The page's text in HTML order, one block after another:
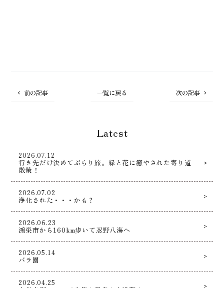
前の記事 一覧に戻る 次の記事
Latest
2026.07.12
行き先だけ決めてぶらり旅。緑と花に癒やされた寄り道
散策！
2026.07.02
浄化された・・・かも？
2026.06.23
鴻巣市から160km歩いて忍野八海へ
2026.05.14
バラ園
2026.04.25